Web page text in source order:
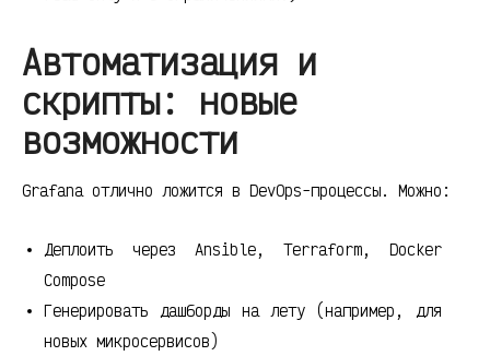
Автоматизация и
скрипты: новые
возможности
Grafana отлично ложится в DevOps-процессы. Можно:
Деплоить через Ansible, Terraform, Docker
Compose
Генерировать дашборды на лету (например, для
новых микросервисов)